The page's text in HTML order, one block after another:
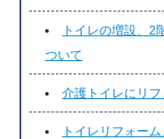
トイレの増設、2
ついて
介護トイレにリ
トイレリフォー